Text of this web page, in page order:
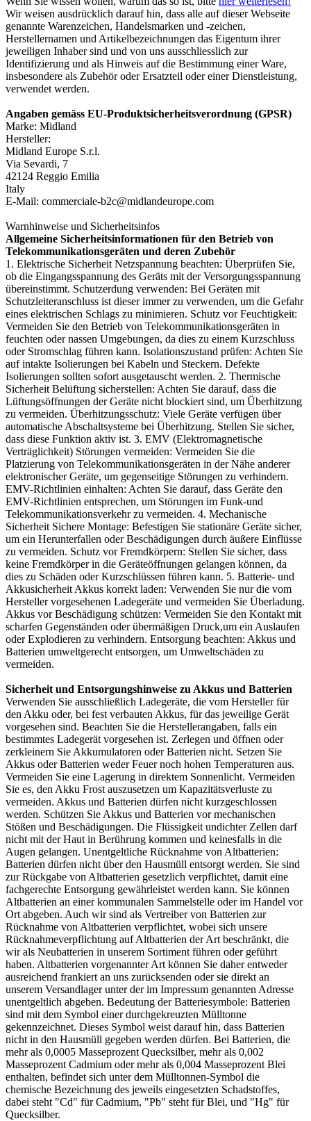
Wir weisen ausdrücklich darauf hin, dass alle auf dieser Webseite
genannte Warenzeichen, Handelsmarken und -zeichen,
Herstellernamen und Artikelbezeichnungen das Eigentum ihrer
jeweiligen Inhaber sind und von uns ausschliesslich zur
Identifizierung und als Hinweis auf die Bestimmung einer Ware,
insbesondere als Zubehör oder Ersatzteil oder einer Dienstleistung,
verwendet werden.
Angaben gemäss EU-Produktsicherheitsverordnung (GPSR)
Marke: Midland
Hersteller:
Midland Europe S.r.l.
Via Sevardi, 7
42124 Reggio Emilia
Italy
E-Mail: commerciale-b2c@midlandeurope.com
Warnhinweise und Sicherheitsinfos
Allgemeine Sicherheitsinformationen für den Betrieb von
Telekommunikationsgeräten und deren Zubehör
1. Elektrische Sicherheit Netzspannung beachten: Überprüfen Sie,
ob die Eingangsspannung des Geräts mit der Versorgungsspannung
übereinstimmt. Schutzerdung verwenden: Bei Geräten mit
Schutzleiteranschluss ist dieser immer zu verwenden, um die Gefahr
eines elektrischen Schlags zu minimieren. Schutz vor Feuchtigkeit:
Vermeiden Sie den Betrieb von Telekommunikationsgeräten in
feuchten oder nassen Umgebungen, da dies zu einem Kurzschluss
oder Stromschlag führen kann. Isolationszustand prüfen: Achten Sie
auf intakte Isolierungen bei Kabeln und Steckern. Defekte
Isolierungen sollten sofort ausgetauscht werden. 2. Thermische
Sicherheit Belüftung sicherstellen: Achten Sie darauf, dass die
Lüftungsöffnungen der Geräte nicht blockiert sind, um Überhitzung
zu vermeiden. Überhitzungsschutz: Viele Geräte verfügen über
automatische Abschaltsysteme bei Überhitzung. Stellen Sie sicher,
dass diese Funktion aktiv ist. 3. EMV (Elektromagnetische
Verträglichkeit) Störungen vermeiden: Vermeiden Sie die
Platzierung von Telekommunikationsgeräten in der Nähe anderer
elektronischer Geräte, um gegenseitige Störungen zu verhindern.
EMV-Richtlinien einhalten: Achten Sie darauf, dass Geräte den
EMV-Richtlinien entsprechen, um Störungen im Funk-und
Telekommunikationsverkehr zu vermeiden. 4. Mechanische
Sicherheit Sichere Montage: Befestigen Sie stationäre Geräte sicher,
um ein Herunterfallen oder Beschädigungen durch äußere Einflüsse
zu vermeiden. Schutz vor Fremdkörpern: Stellen Sie sicher, dass
keine Fremdkörper in die Geräteöffnungen gelangen können, da
dies zu Schäden oder Kurzschlüssen führen kann. 5. Batterie- und
Akkusicherheit Akkus korrekt laden: Verwenden Sie nur die vom
Hersteller vorgesehenen Ladegeräte und vermeiden Sie Überladung.
Akkus vor Beschädigung schützen: Vermeiden Sie den Kontakt mit
scharfen Gegenständen oder übermäßigen Druck,um ein Auslaufen
oder Explodieren zu verhindern. Entsorgung beachten: Akkus und
Batterien umweltgerecht entsorgen, um Umweltschäden zu
vermeiden.
Sicherheit und Entsorgungshinweise zu Akkus und Batterien
Verwenden Sie ausschließlich Ladegeräte, die vom Hersteller für
den Akku oder, bei fest verbauten Akkus, für das jeweilige Gerät
vorgesehen sind. Beachten Sie die Herstellerangaben, falls ein
bestimmtes Ladegerät vorgesehen ist. Zerlegen und öffnen oder
zerkleinern Sie Akkumulatoren oder Batterien nicht. Setzen Sie
Akkus oder Batterien weder Feuer noch hohen Temperaturen aus.
Vermeiden Sie eine Lagerung in direktem Sonnenlicht. Vermeiden
Sie es, den Akku Frost auszusetzen um Kapazitätsverluste zu
vermeiden. Akkus und Batterien dürfen nicht kurzgeschlossen
werden. Schützen Sie Akkus und Batterien vor mechanischen
Stößen und Beschädigungen. Die Flüssigkeit undichter Zellen darf
nicht mit der Haut in Berührung kommen und keinesfalls in die
Augen gelangen. Unentgeltliche Rücknahme von Altbatterien:
Batterien dürfen nicht über den Hausmüll entsorgt werden. Sie sind
zur Rückgabe von Altbatterien gesetzlich verpflichtet, damit eine
fachgerechte Entsorgung gewährleistet werden kann. Sie können
Altbatterien an einer kommunalen Sammelstelle oder im Handel vor
Ort abgeben. Auch wir sind als Vertreiber von Batterien zur
Rücknahme von Altbatterien verpflichtet, wobei sich unsere
Rücknahmeverpflichtung auf Altbatterien der Art beschränkt, die
wir als Neubatterien in unserem Sortiment führen oder geführt
haben. Altbatterien vorgenannter Art können Sie daher entweder
ausreichend frankiert an uns zurücksenden oder sie direkt an
unserem Versandlager unter der im Impressum genannten Adresse
unentgeltlich abgeben. Bedeutung der Batteriesymbole: Batterien
sind mit dem Symbol einer durchgekreuzten Mülltonne
gekennzeichnet. Dieses Symbol weist darauf hin, dass Batterien
nicht in den Hausmüll gegeben werden dürfen. Bei Batterien, die
mehr als 0,0005 Masseprozent Quecksilber, mehr als 0,002
Masseprozent Cadmium oder mehr als 0,004 Masseprozent Blei
enthalten, befindet sich unter dem Mülltonnen-Symbol die
chemische Bezeichnung des jeweils eingesetzten Schadstoffes,
dabei steht "Cd" für Cadmium, "Pb" steht für Blei, und "Hg" für
Quecksilber.